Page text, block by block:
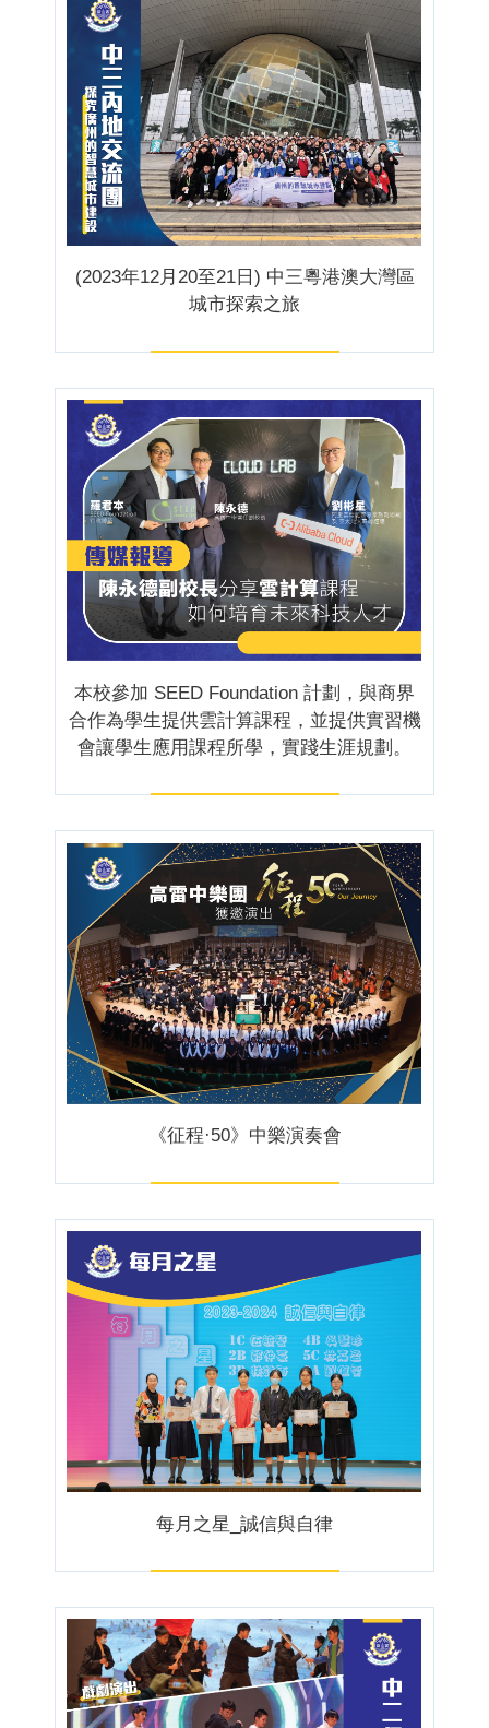
(2023年12月20至21日) 中三粵港澳大灣區
城市探索之旅
本校參加 SEED Foundation 計劃，與商界
合作為學生提供雲計算課程，並提供實習機
會讓學生應用課程所學，實踐生涯規劃。
《征程·50》中樂演奏會
每月之星_誠信與自律